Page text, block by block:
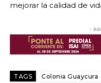
mejorar la calidad de
-
TAGS Colonia Guaycura